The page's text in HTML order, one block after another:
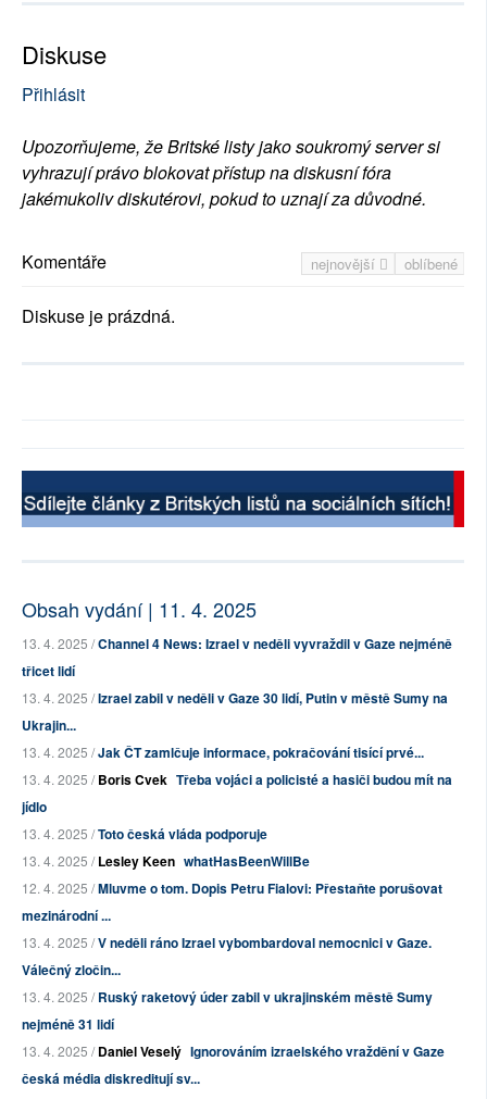
Diskuse
Přihlásit
Upozorňujeme, že Britské listy jako soukromý server si
vyhrazují právo blokovat přístup na diskusní fóra
jakémukoliv diskutérovi, pokud to uznají za důvodné.
nejnovější oblíbené
Komentáře
Diskuse je prázdná.
Obsah vydání | 11. 4. 2025
13. 4. 2025 /Channel 4 News: Izrael v neděli vyvraždil v Gaze nejméně
třicet lidí
13. 4. 2025 /Izrael zabil v neděli v Gaze 30 lidí, Putin v městě Sumy na
Ukrajin...
13. 4. 2025 /Jak ČT zamlčuje informace, pokračování tisící prvé...
13. 4. 2025 /Boris Cvek Třeba vojáci a policisté a hasiči budou mít na
jídlo
13. 4. 2025 /Toto česká vláda podporuje
13. 4. 2025 /Lesley Keen whatHasBeenWillBe
12. 4. 2025 /Mluvme o tom. Dopis Petru Fialovi: Přestaňte porušovat
mezinárodní ...
13. 4. 2025 /V neděli ráno Izrael vybombardoval nemocnici v Gaze.
Válečný zločin...
13. 4. 2025 /Ruský raketový úder zabil v ukrajinském městě Sumy
nejméně 31 lidí
13. 4. 2025 /Daniel Veselý Ignorováním izraelského vraždění v Gaze
česká média diskreditují sv...